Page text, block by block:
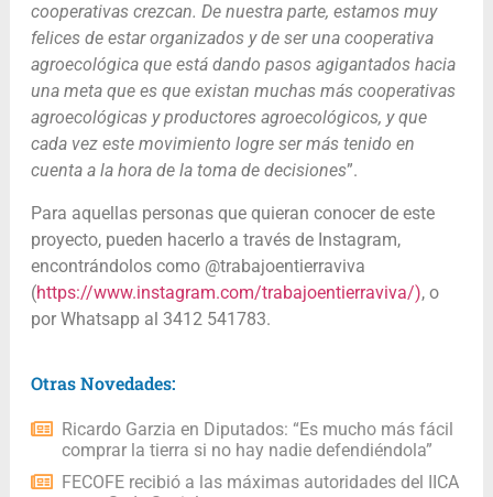
cooperativas crezcan. De nuestra parte, estamos muy
felices de estar organizados y de ser una cooperativa
agroecológica que está dando pasos agigantados hacia
una meta que es que existan muchas más cooperativas
agroecológicas y productores agroecológicos, y que
cada vez este movimiento logre ser más tenido en
cuenta a la hora de la toma de decisiones”.
Para aquellas personas que quieran conocer de este
proyecto, pueden hacerlo a través de Instagram,
encontrándolos como @trabajoentierraviva
(https://www.instagram.com/trabajoentierraviva/), o
por Whatsapp al 3412 541783.
Otras Novedades:
Ricardo Garzia en Diputados: “Es mucho más fácil
comprar la tierra si no hay nadie defendiéndola”
FECOFE recibió a las máximas autoridades del IICA